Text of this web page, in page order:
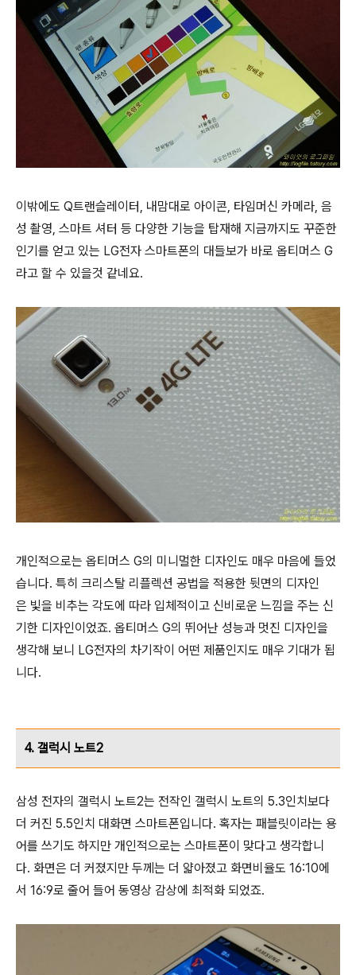
이밖에도 Q트랜슬레이터, 내맘대로 아이콘, 타임머신 카메라, 음
성 촬영, 스마트 셔터 등 다양한 기능을 탑재해 지금까지도 꾸준한
인기를 얻고 있는 LG전자 스마트폰의 대들보가 바로 옵티머스 G
라고 할 수 있을것 같네요.
개인적으로는 옵티머스 G의 미니멀한 디자인도 매우 마음에 들었
습니다. 특히 크리스탈 리플렉션 공법을 적용한 뒷면의 디자인
은 빛을 비추는 각도에 따라 입체적이고 신비로운 느낌을 주는 신
기한 디자인이었죠. 옵티머스 G의 뛰어난 성능과 멋진 디자인을
생각해 보니 LG전자의 차기작이 어떤 제품인지도 매우 기대가 됩
니다.
4. 갤럭시 노트2
삼성 전자의 갤럭시 노트2는 전작인 갤럭시 노트의 5.3인치보다
더 커진 5.5인치 대화면 스마트폰입니다. 혹자는 패블릿이라는 용
어를 쓰기도 하지만 개인적으로는 스마트폰이 맞다고 생각합니
다. 화면은 더 커졌지만 두께는 더 얇아졌고 화면비율도 16:10에
서 16:9로 줄어 들어 동영상 감상에 최적화 되었죠.